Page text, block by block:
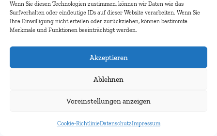
Wenn Sie diesen Technologien zustimmen, können wir Daten wie das
Surfverhalten oder eindeutige IDs auf dieser Website verarbeiten. Wenn Sie
Ihre Einwilligung nicht erteilen oder zurückziehen, können bestimmte
Merkmale und Funktionen beeinträchtigt werden.
Akzeptieren
Ablehnen
Voreinstellungen anzeigen
Cookie-RichtlinieDatenschutzImpressum
Carolin Brandt, stellvertretende
Bereichsleitung Asset Management
HIH Invest Real Estate
Daniel Dreyer, Head of Transactions
DACH PATRIZIA
Andreas Mayer, Vorstand Engel &
Völkers Venture Management AG